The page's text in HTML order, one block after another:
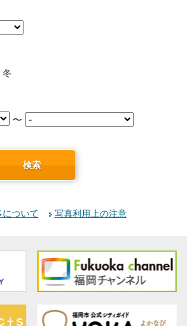
冬
〜
検索
について 写真利用上の注意